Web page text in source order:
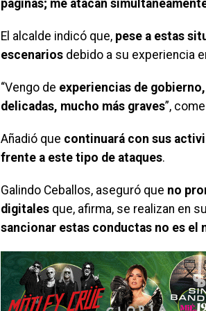
páginas; me atacan
El alcalde indicó que, pese a estas
escenarios debido a su experiencia
“Vengo de experiencias de
delicadas, mucho más graves”,
Añadió que continuará con sus
frente a este tipo de ataques.
Galindo Ceballos, aseguró que no
digitales que, afirma, se realizan en
sancionar estas conductas no es el